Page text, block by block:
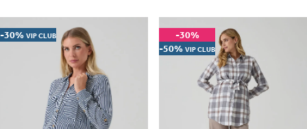
-30% VIP CLUB
-30%
-50% VIP CLUB